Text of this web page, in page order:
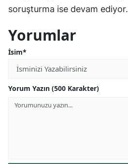
soruşturma ise devam ediyor.
Yorumlar
İsim*
Yorum Yazın (500 Karakter)